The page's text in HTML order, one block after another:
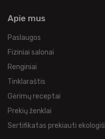
Apie mus
Paslaugos
Fiziniai salonai
Renginiai
Tinklaraštis
Gėrimų receptai
Prekių ženklai
Sertifikatas prekiauti